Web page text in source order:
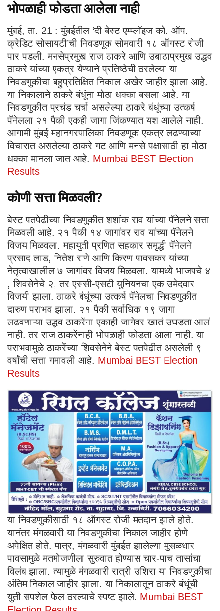
भोपळाही फोडता आलेला नाही
मुंबई, ता. 21 : मुंबईतील ‘दी बेस्ट एम्प्लॉइज को. ऑप.
क्रेडिट सोसायटी’ची निवडणूक सोमवारी १८ ऑगस्ट रोजी
पार पडली. मनसेप्रमुख राज ठाकरे आणि उबाठाप्रमुख उद्धव
ठाकरे यांच्या एकत्र येण्याने प्रतिष्ठेची ठरलेल्या या
निवडणुकीचा बहुप्रतिक्षित निकाल अखेर जाहीर झाला आहे.
या निकालाने ठाकरे बंधूंना मोठा धक्का बसला आहे. या
निवडणुकीत प्रचंड चर्चा असलेल्या ठाकरे बंधूंच्या उत्कर्ष
पॅनेलला २१ पैकी एकही जागा जिंकण्यात यश आलेले नाही.
आगामी मुंबई महानगरपालिका निवडणूक एकत्र लढण्याच्या
विचारात असलेल्या ठाकरे गट आणि मनसे पक्षासाठी हा मोठा
धक्का मानला जात आहे. Mumbai BEST Election
Results
कोणी सत्ता मिळवली?
बेस्ट पतपेढीच्या निवडणुकीत शशांक राव यांच्या पॅनेलने सत्ता
मिळवली आहे. २१ पैकी १४ जागांवर राव यांच्या पॅनेलने
विजय मिळवला. महायुती प्रणित सहकार समृद्धी पॅनेलने
प्रसाद लाड, नितेश राणे आणि किरण पावसकर यांच्या
नेतृत्वाखालील ७ जागांवर विजय मिळवला. यामध्ये भाजपचे ४
, शिवसेनेचे २, तर एससी-एसटी युनियनचा एक उमेदवार
विजयी झाला. ठाकरे बंधूंच्या उत्कर्ष पॅनेलचा निवडणुकीत
दारुण पराभव झाला. २१ पैकी सर्वाधिक १९ जागा
लढवणाऱ्या उद्धव ठाकरेंना एकाही जागेवर खातं उघडता आलं
नाही. तर राज ठाकरेंनाही भोपळाही फोडता आला नाही. या
पराभवामुळे ठाकरेंच्या शिवसेनेने बेस्ट पतपेढीत असलेली ९
वर्षांची सत्ता गमावली आहे. Mumbai BEST Election
Results
या निवडणुकीसाठी १८ ऑगस्ट रोजी मतदान झाले होते.
यानंतर मंगळवारी या निवडणुकीचा निकाल जाहीर होणे
अपेक्षित होते. मात्र, मंगळवारी मुंबईत झालेल्या मुसळधार
पावसामुळे मतमोजणीला सुरुवात होण्यास चार-पाच तासांचा
विलंब झाला. त्यामुळे मंगळवारी रात्री उशिरा या निवडणुकीचा
अंतिम निकाल जाहीर झाला. या निकालातून ठाकरे बंधूंची
युती सपशेल फेल ठरल्याचे स्पष्ट झाले. Mumbai BEST